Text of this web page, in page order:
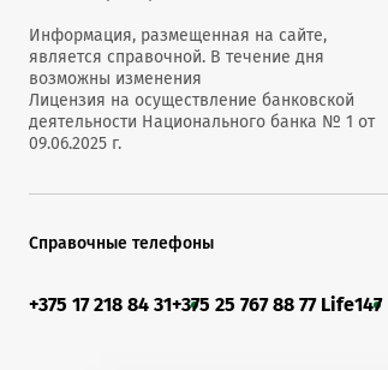
Информация, размещенная на сайте,
является справочной. В течение дня
возможны изменения
Лицензия на осуществление банковской
деятельности Национального банка № 1 от
09.06.2025 г.
Справочные телефоны
+375 17 218 84 31+375 25 767 88 77 Life147